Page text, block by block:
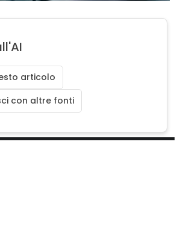
articolo
con altre fonti